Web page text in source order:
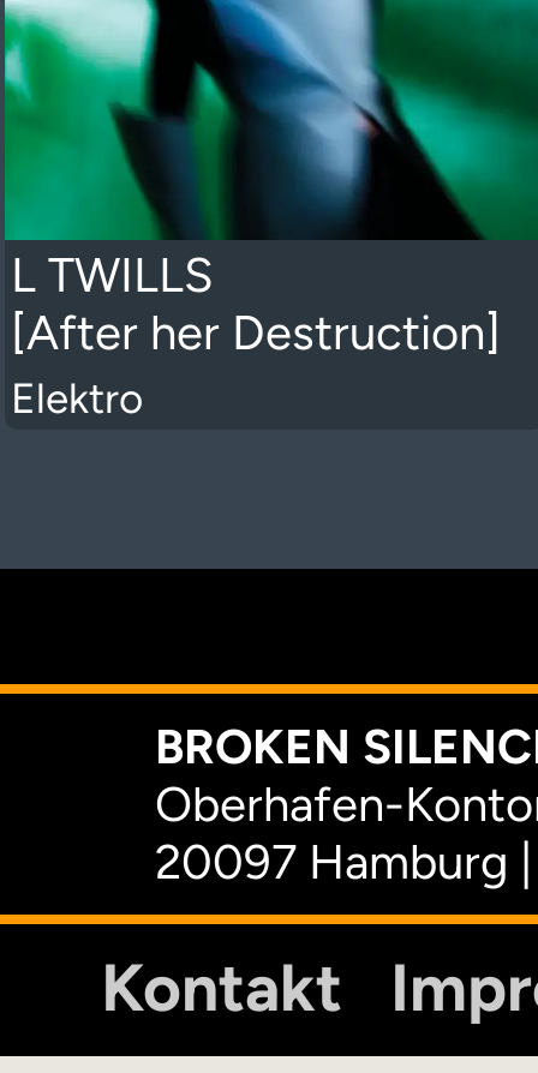
L TWILLS
[After her Destruction]
Elektro
BROKEN
Oberhafen-
20097 Hamburg
Kontakt